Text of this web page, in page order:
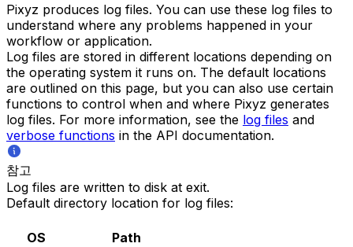
Pixyz produces log files. You can use these log files to
understand where any problems happened in your
workflow or application.
Log files are stored in different locations depending on
the operating system it runs on. The default locations
are outlined on this page, but you can also use certain
functions to control when and where Pixyz generates
log files. For more information, see the log files and
verbose functions in the API documentation.
참고
Log files are written to disk at exit.
Default directory location for log files:
OS Path